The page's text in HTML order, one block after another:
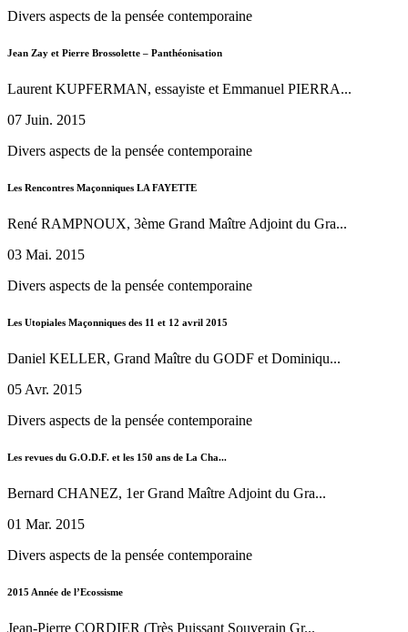
Divers aspects de la pensée contemporaine
Jean Zay et Pierre Brossolette – Panthéonisation
Laurent KUPFERMAN, essayiste et Emmanuel PIERRA...
07 Juin. 2015
Divers aspects de la pensée contemporaine
Les Rencontres Maçonniques LA FAYETTE
René RAMPNOUX, 3ème Grand Maître Adjoint du Gra...
03 Mai. 2015
Divers aspects de la pensée contemporaine
Les Utopiales Maçonniques des 11 et 12 avril 2015
Daniel KELLER, Grand Maître du GODF et Dominiqu...
05 Avr. 2015
Divers aspects de la pensée contemporaine
Les revues du G.O.D.F. et les 150 ans de La Cha...
Bernard CHANEZ, 1er Grand Maître Adjoint du Gra...
01 Mar. 2015
Divers aspects de la pensée contemporaine
2015 Année de l’Ecossisme
Jean-Pierre CORDIER (Très Puissant Souverain Gr...